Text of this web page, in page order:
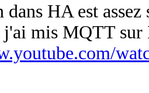
HA est
j'ai mis MQTT